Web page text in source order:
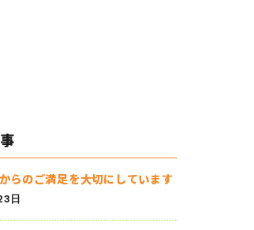
らのご満足を大切にしています
日